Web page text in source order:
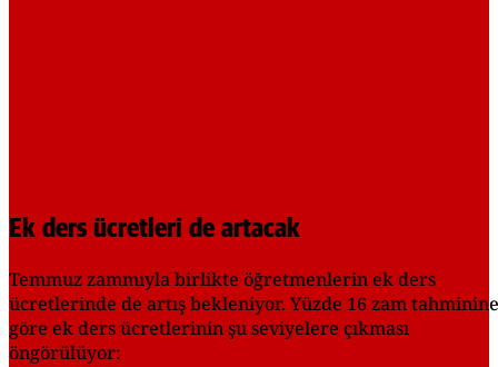
Ek ders ücretleri de artacak
Temmuz zammıyla birlikte öğretmenlerin ek ders
ücretlerinde de artış bekleniyor. Yüzde 16 zam tahminine
göre ek ders ücretlerinin şu seviyelere çıkması
öngörülüyor: